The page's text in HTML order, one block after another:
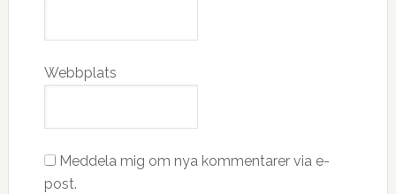
Webbplats
Meddela mig om nya kommentarer via e-
post.